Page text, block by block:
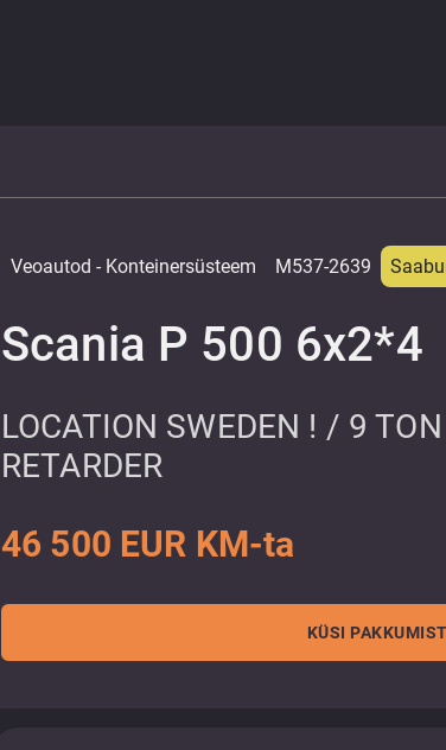
Veoautod - Konteinersüsteem M537-2639
Scania P 500 6x2*4
LOCATION SWEDEN ! / 9
RETARDER
46 500 EUR KM-ta
KÜSI